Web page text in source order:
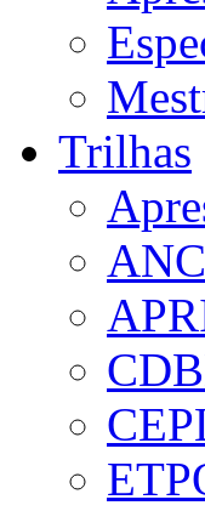
Trilhas